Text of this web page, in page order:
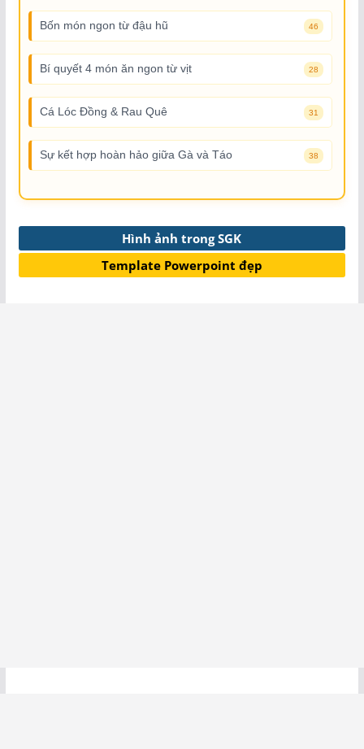
Bốn món ngon từ đậu hũ 46
Bí quyết 4 món ăn ngon từ vịt 28
Cá Lóc Đồng & Rau Quê 31
Sự kết hợp hoàn hảo giữa Gà và Táo 38
Hình ảnh trong SGK
Template Powerpoint đẹp